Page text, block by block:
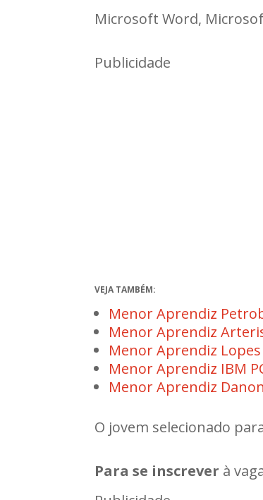
Microsoft Word,
Publicidade
VEJA TAMBÉM:
Menor Aprendiz
Menor Aprendiz
Menor Aprendiz
Menor Aprendiz IBM
Menor Aprendiz
O jovem selecionado
Para se inscrever à